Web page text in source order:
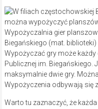
Wypożyczalnia gier
Biegańskiego (mat. biblioteki)
Wypożyczać gry może
Publicznej im.
maksymalnie dwie gry.
Wypożyczenia odbywają się
Warto tu zaznaczyć, że